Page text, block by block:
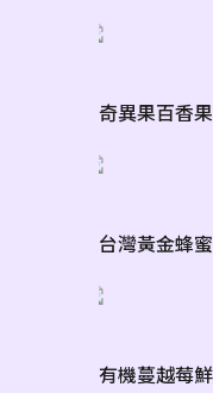
奇異果百香
台灣黃金蜂
有機蔓越莓